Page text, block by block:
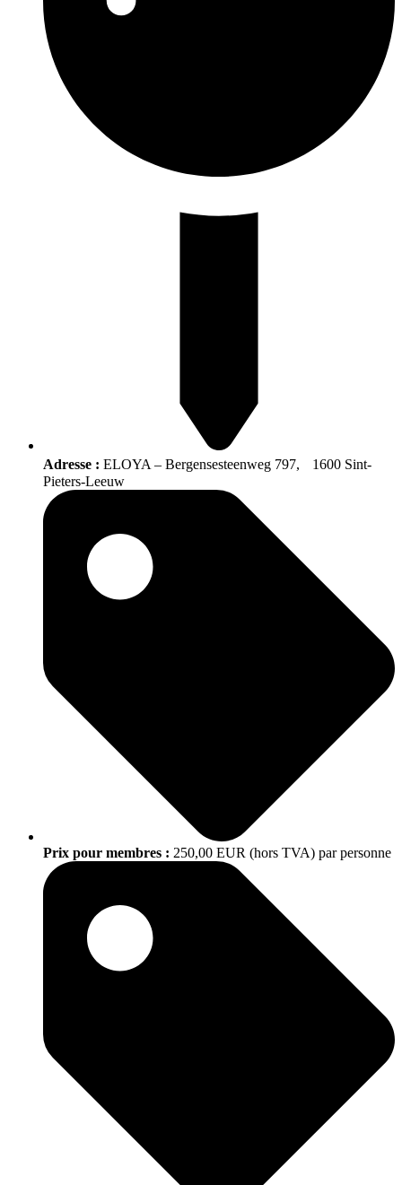
Adresse : ELOYA – Bergensesteenweg 797, 1600 Sint-
Pieters-Leeuw
Prix pour membres : 250,00 EUR (hors TVA) par personne